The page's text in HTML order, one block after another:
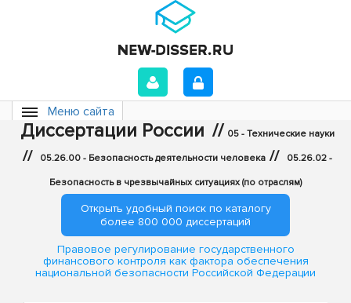
Меню сайта
Диссертации России // 05 - Технические науки
// 05.26.00 - Безопасность деятельности человека // 05.26.02 -
Безопасность в чрезвычайных ситуациях (по отраслям)
Открыть удобный поиск по каталогу
более 800 000 диссертаций
Правовое регулирование государственного
финансового контроля как фактора обеспечения
национальной безопасности Российской Федерации